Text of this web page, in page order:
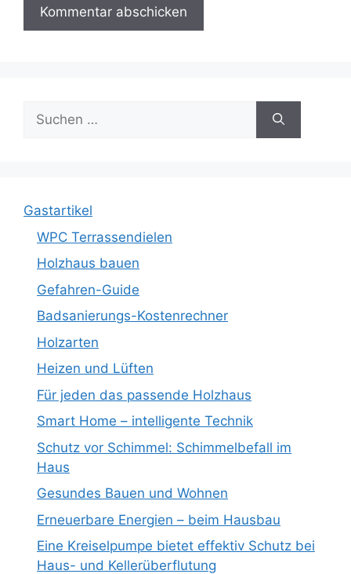
Suche
nach:
Gastartikel
WPC Terrassendielen
Holzhaus bauen
Gefahren-Guide
Badsanierungs-Kostenrechner
Holzarten
Heizen und Lüften
Für jeden das passende Holzhaus
Smart Home – intelligente Technik
Schutz vor Schimmel: Schimmelbefall im
Haus
Gesundes Bauen und Wohnen
Erneuerbare Energien – beim Hausbau
Eine Kreiselpumpe bietet effektiv Schutz bei
Haus- und Kellerüberflutung